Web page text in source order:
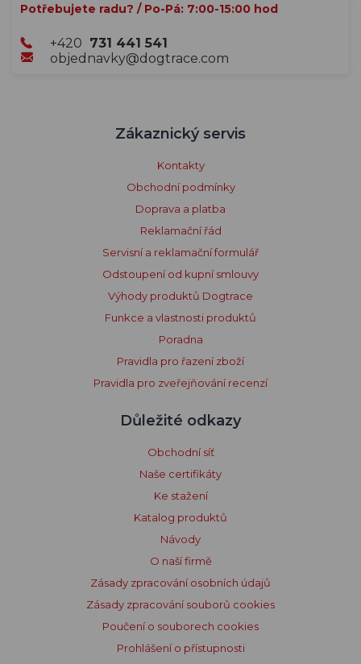
Potřebujete radu? / Po-Pá: 7:00-15:00 hod
+420 731 441 541
objednavky@dogtrace.com
Zákaznický servis
Kontakty
Obchodní podmínky
Doprava a platba
Reklamační řád
Servisní a reklamační formulář
Odstoupení od kupní smlouvy
Výhody produktů Dogtrace
Funkce a vlastnosti produktů
Poradna
Pravidla pro řazení zboží
Pravidla pro zveřejňování recenzí
Důležité odkazy
Obchodní síť
Naše certifikáty
Ke stažení
Katalog produktů
Návody
O naší firmě
Zásady zpracování osobních údajů
Zásady zpracování souborů cookies
Poučení o souborech cookies
Prohlášení o přístupnosti